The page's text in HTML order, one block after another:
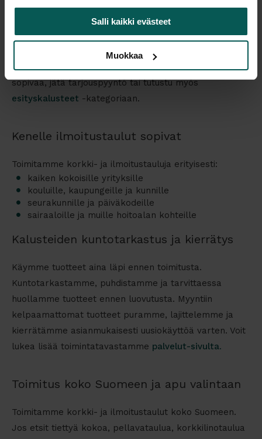
Salli kaikki evästeet
Muokkaa
Käytetyt ilmoitustaulutovat kustannustehokas
vaihtoehto, kun varastossa on sopiva yksittäiskappale
tai erä. Saatavuus vaihtelee, eikä samaa mallia
välttämättä ole jatkuvasti tarjolla. Jos et löydä heti
sopivaa, jätä tarjouspyyntö tai tutustu myös
esityskalusteet -kategoriaan.
Kenelle ilmoitustaulut sopivat
Toimitamme korkki- ja ilmoitustauluja erityisesti:
kaiken kokoisille yrityksille
kouluille, kaupungeille ja kunnille
seurakunnille ja päiväkodeille
sairaaloille ja muille hoitoalan kohteille
Kalusteiden kuntotarkastus ja kierrätys
Käymme tuotteet aina läpi ennen toimitusta.
Kuntotarkastamme, puhdistamme ja tarvittaessa
huollamme tuotteet ennen luovutusta. Myyntiin
kelpaamattomat tuotteet puramme, lajittelemme ja
kierrätämme asianmukaisesti uusiokäyttöä varten. Voit
lukea lisää toimintatavastamme palvelut-sivulta.
Toimitus koko Suomeen ja apu valintaan
Toimitamme korkki- ja ilmoitustaulut koko Suomeen.
Jos etsit tiettyä kokoa, pellavataulua, korkkilinotaulua